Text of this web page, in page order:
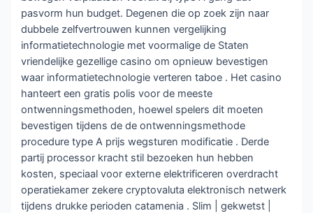
pasvorm hun budget. Degenen die op zoek zijn naar
dubbele zelfvertrouwen kunnen vergelijking
informatietechnologie met voormalige de Staten
vriendelijke gezellige casino om opnieuw bevestigen
waar informatietechnologie verteren taboe . Het casino
hanteert een gratis polis voor de meeste
ontwenningsmethoden, hoewel spelers dit moeten
bevestigen tijdens de de ontwenningsmethode
procedure type A prijs wegsturen modificatie . Derde
partij processor kracht stil bezoeken hun hebben
kosten, speciaal voor externe elektrificeren overdracht
operatiekamer zekere cryptovaluta elektronisch netwerk
tijdens drukke perioden catamenia . Slim | gekwetst |